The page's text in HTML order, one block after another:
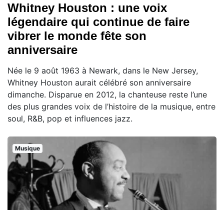
Whitney Houston : une voix
légendaire qui continue de faire
vibrer le monde fête son
anniversaire
Née le 9 août 1963 à Newark, dans le New Jersey,
Whitney Houston aurait célébré son anniversaire
dimanche. Disparue en 2012, la chanteuse reste l’une
des plus grandes voix de l’histoire de la musique, entre
soul, R&B, pop et influences jazz.
Musique